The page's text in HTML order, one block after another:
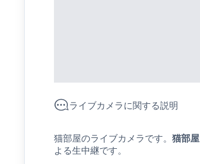
ライブカメラに関する説明
猫部屋のライブカメラです。 猫部屋
よる生中継です。